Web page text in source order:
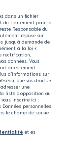
dans un fichier
du traitement pour la
Responsable du
repose sur
jusqu'à demande de
à la loi «
rectification,
données. Vous
directement
d’informations sur
que vos droits «
une
liste d'opposition au
vous inscrire ici :
personnelles,
le champ de saisie
et es